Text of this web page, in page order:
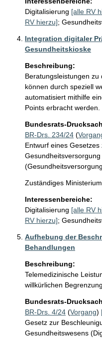
Digitalisierung [alle RV
RV hierzu];
Integration digitaler
Gesundheitskioske
Beschreibung:
Beratungsleistungen
können durch speziell
automatisiert mithilfe
Points erbracht werden.
Bundesrats-
BR-Drs. 234/24 (
Entwurf eines
Zuständiges
Interessenbereiche:
Digitalisierung [alle RV
RV hierzu];
Aufhebung der
Behandlungen
Beschreibung:
Telemedizinische
willkürlichen
Bundesrats-
BR-Drs. 4/24 (Vorgang)
Gesetz zur
Gesundheitswesens